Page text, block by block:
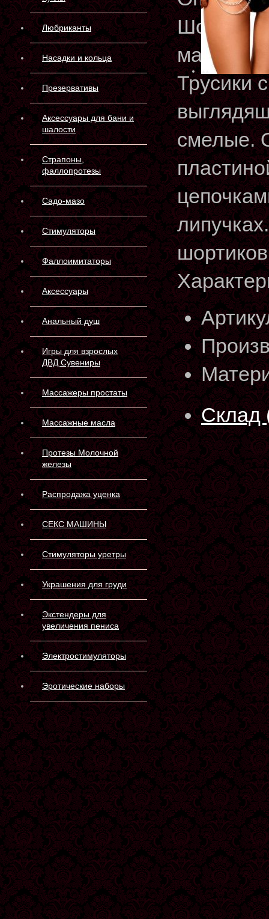
Любриканты
Насадки и кольца
Презервативы
Аксессуары для бани и
шалости
Страпоны,
фаллопротезы
Садо-мазо
Стимуляторы
Фаллоимитаторы
Аксессуары
Анальный душ
Игры для взрослых
ДВД Сувениры
Массажеры простаты
Массажные масла
Протезы Молочной
железы
Распродажа уценка
СЕКС МАШИНЫ
Стимуляторы уретры
Украшения для груди
Экстендеры для
увеличения пениса
Электростимуляторы
Эротические наборы
Шортики
Трусики
смелые.
Склад